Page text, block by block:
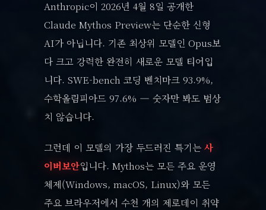
Anthropic이 2026년 4월 8일 공개한
Claude Mythos Preview는 단순한 신형
AI가 아닙니다. 기존 최상위 모델인 Opus보
다 크고 강력한 완전히 새로운 모델 티어입
니다. SWE-bench 코딩 벤치마크 93.9%,
수학올림피아드 97.6% — 숫자만 봐도 범상
치 않습니다.
그런데 이 모델의 가장 두드러진 특기는사
이버보안입니다. Mythos는 모든 주요 운영
체제(Windows, macOS, Linux)와 모든
주요 브라우저에서 수천 개의 제로데이 취약